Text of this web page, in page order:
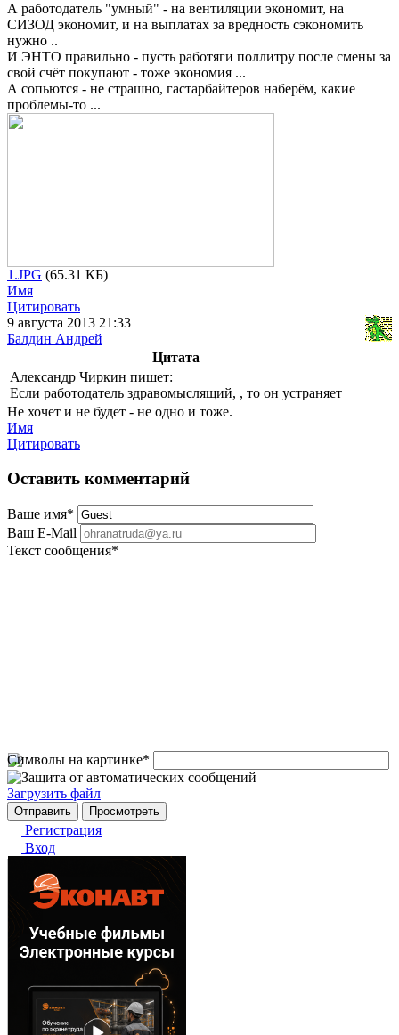
А работодатель "умный" - на вентиляции экономит, на
СИЗОД экономит, и на выплатах за вредность сэкономить
нужно ..
И ЭНТО правильно - пусть работяги поллитру после смены за
свой счёт покупают - тоже экономия ...
А сопьются - не страшно, гастарбайтеров наберём, какие
проблемы-то ...
1.JPG (65.31 КБ)
Имя
Цитировать
9 августа 2013 21:33
Балдин Андрей
Цитата
Александр Чиркин пишет:
Если работодатель здравомыслящий, , то он устраняет
Не хочет и не будет - не одно и тоже.
Имя
Цитировать
Оставить комментарий
Ваше имя*
Ваш E-Mail
Текст сообщения*
Символы на картинке*
Загрузить файл
Регистрация
Вход